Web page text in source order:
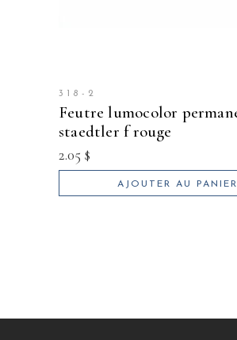
318-2
feutre lumocolor permanent
staedtler f rouge
2.05 $
AJOUTER AU PANIER